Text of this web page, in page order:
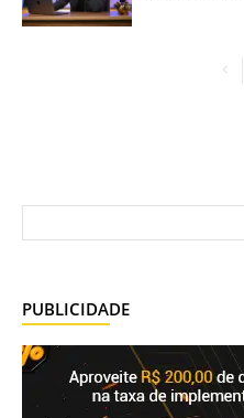
PUBLICIDADE